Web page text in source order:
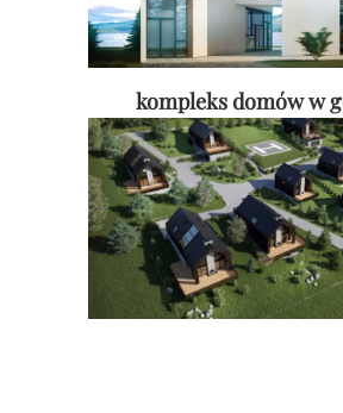
kompleks domów w